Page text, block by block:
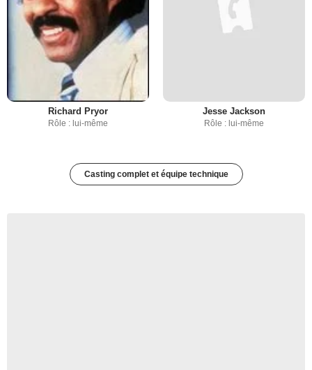
Richard Pryor
Rôle : lui-même
Jesse Jackson
Rôle : lui-même
Casting complet et équipe technique